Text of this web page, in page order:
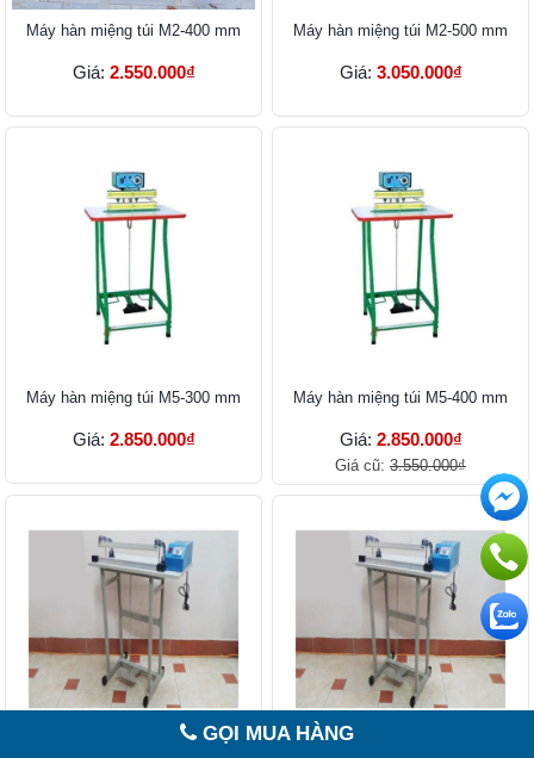
Máy hàn miệng túi M2-400 mm
Giá: 2.550.000₫
Máy hàn miệng túi M2-500 mm
Giá: 3.050.000₫
Máy hàn miệng túi M5-300 mm
Giá: 2.850.000₫
Máy hàn miệng túi M5-400 mm
Giá: 2.850.000₫
Giá cũ: 3.550.000₫
GỌI MUA HÀNG